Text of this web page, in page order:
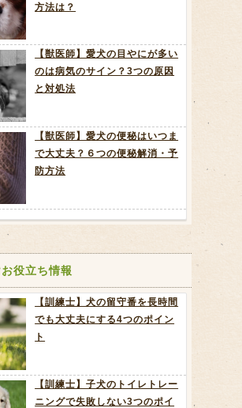
方法は？
【獣医師】愛犬の目やにが多い
のは病気のサイン？3つの原因
と対処法
【獣医師】愛犬の便秘はいつま
で大丈夫？６つの便秘解消・予
防方法
役立ち情報
【訓練士】犬の留守番を長時間
でも大丈夫にする4つのポイン
ト
【訓練士】子犬のトイレトレー
ニングで失敗しない3つのポイ